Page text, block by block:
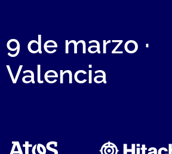
9 de marzo ·
Valencia